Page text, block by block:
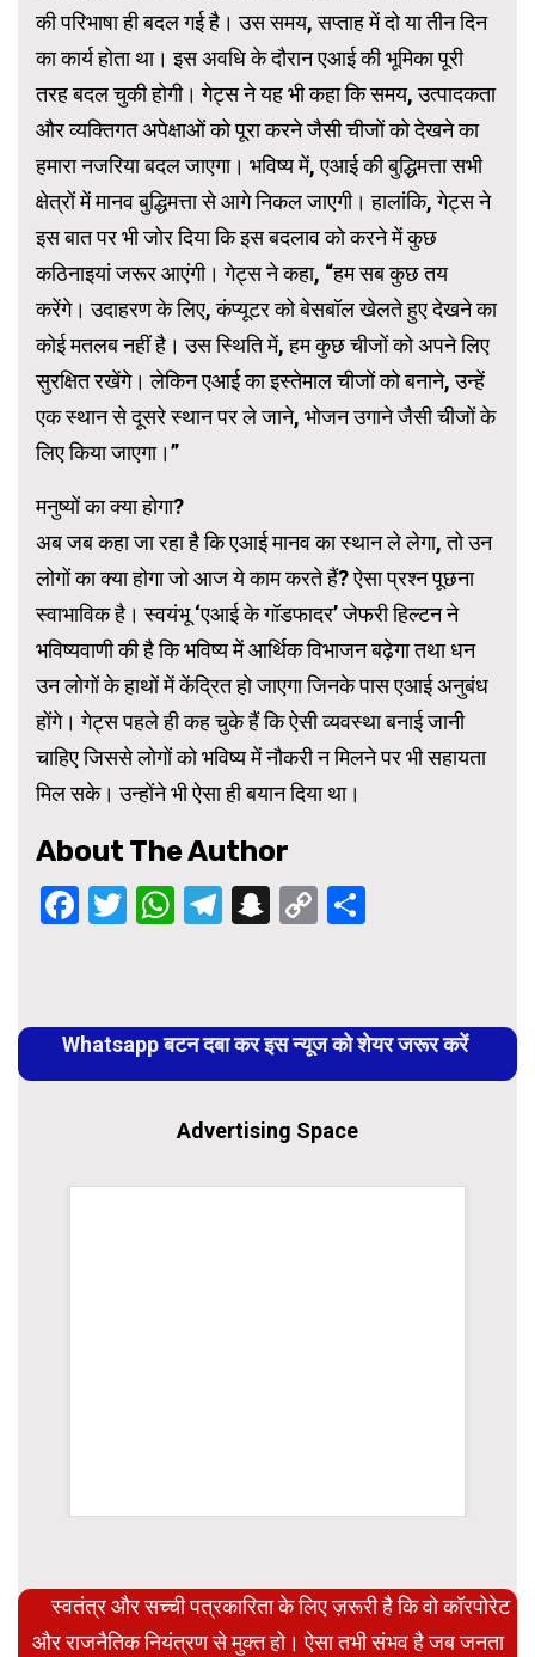
की परिभाषा ही बदल गई है। उस समय, सप्ताह में दो या तीन दिन
का कार्य होता था। इस अवधि के दौरान एआई की भूमिका पूरी
तरह बदल चुकी होगी। गेट्स ने यह भी कहा कि समय, उत्पादकता
और व्यक्तिगत अपेक्षाओं को पूरा करने जैसी चीजों को देखने का
हमारा नजरिया बदल जाएगा। भविष्य में, एआई की बुद्धिमत्ता सभी
क्षेत्रों में मानव बुद्धिमत्ता से आगे निकल जाएगी। हालांकि, गेट्स ने
इस बात पर भी जोर दिया कि इस बदलाव को करने में कुछ
कठिनाइयां जरूर आएंगी। गेट्स ने कहा, “हम सब कुछ तय
करेंगे। उदाहरण के लिए, कंप्यूटर को बेसबॉल खेलते हुए देखने का
कोई मतलब नहीं है। उस स्थिति में, हम कुछ चीजों को अपने लिए
सुरक्षित रखेंगे। लेकिन एआई का इस्तेमाल चीजों को बनाने, उन्हें
एक स्थान से दूसरे स्थान पर ले जाने, भोजन उगाने जैसी चीजों के
लिए किया जाएगा।”
मनुष्यों का क्या होगा?
अब जब कहा जा रहा है कि एआई मानव का स्थान ले लेगा, तो उन
लोगों का क्या होगा जो आज ये काम करते हैं? ऐसा प्रश्न पूछना
स्वाभाविक है। स्वयंभू ‘एआई के गॉडफादर’ जेफरी हिल्टन ने
भविष्यवाणी की है कि भविष्य में आर्थिक विभाजन बढ़ेगा तथा धन
उन लोगों के हाथों में केंद्रित हो जाएगा जिनके पास एआई अनुबंध
होंगे। गेट्स पहले ही कह चुके हैं कि ऐसी व्यवस्था बनाई जानी
चाहिए जिससे लोगों को भविष्य में नौकरी न मिलने पर भी सहायता
मिल सके। उन्होंने भी ऐसा ही बयान दिया था।
About The Author
Facebook
Twitter
WhatsApp
Telegram
Snapchat
Copy
Reading
Whatsapp बटन दबा कर इस न्यूज को शेयर जरूर करें
Advertising Space
स्वतंत्र और सच्ची पत्रकारिता के लिए ज़रूरी है कि वो कॉरपोरेट
और राजनैतिक नियंत्रण से मुक्त हो। ऐसा तभी संभव है जब जनता